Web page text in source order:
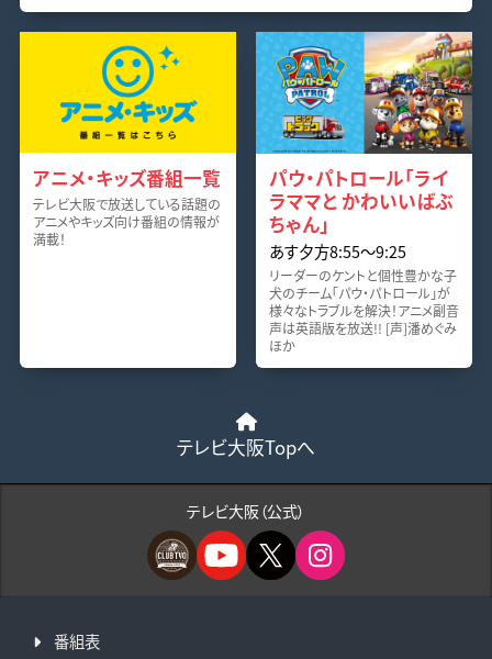
アニメ・キッズ番組一覧
テレビ大阪で放送している話題の
アニメやキッズ向け番組の情報が
満載！
パウ・パトロール「ライ
ラママと かわいいばぶ
ちゃん」
あす夕方8:55〜9:25
リーダーのケントと個性豊かな子
犬のチーム「パウ・パトロール」が
様々なトラブルを解決！アニメ副音
声は英語版を放送!! [声]潘めぐみ
ほか
テレビ大阪Topへ
テレビ大阪（公式）
番組表